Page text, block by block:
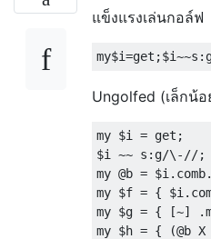
แข็งแรงเล่นกอล์ฟ
Ungolfed (เล็กน้อ
my $i = get;
$i ~~ s:g/\-//;
my @b =
my $f = {
my $g = { [~]
my $h = { (@b